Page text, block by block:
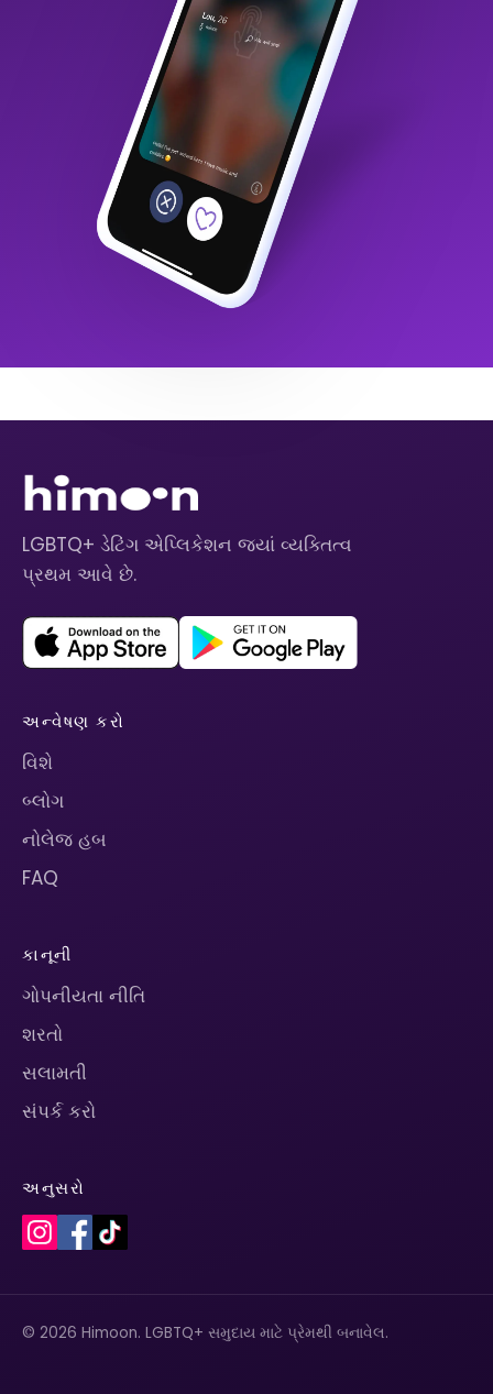
LGBTQ+ ડેટિંગ એપ્લિકેશન જ્યાં વ્યક્તિત્વ
પ્રથમ આવે છે.
અન્વેષણ કરો
વિશે
બ્લોગ
નોલેજ હબ
FAQ
કાનૂની
ગોપનીયતા નીતિ
શરતો
સલામતી
સંપર્ક કરો
અનુસરો
© 2026 Himoon. LGBTQ+ સમુદાય માટે પ્રેમથી બનાવેલ.